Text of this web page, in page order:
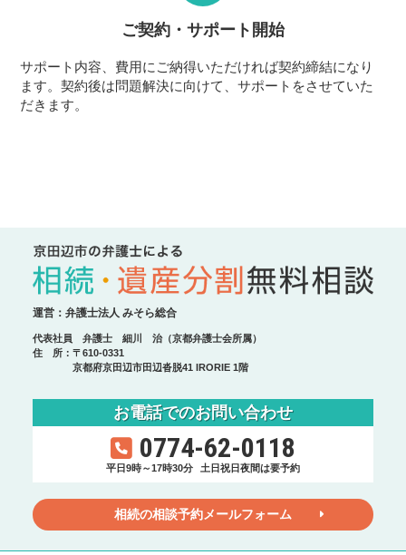
ご契約・サポート開始
サポート内容、費用にご納得いただければ契約締結になり
ます。契約後は問題解決に向けて、サポートをさせていた
だきます。
運営：弁護士法人 みそら総合
代表社員 弁護士 細川 治（京都弁護士会所属）
住 所：〒610-0331
京都府京田辺市田辺沓脱41 IRORIE 1階
お電話でのお問い合わせ
0774-62-0118
平日9時～17時30分 土日祝日夜間は要予約
相続の相談予約メールフォーム